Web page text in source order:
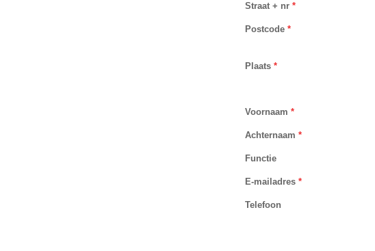
Straat + nr *
Postcode *
Plaats *
Voornaam *
Achternaam *
Functie
E-mailadres *
Telefoon